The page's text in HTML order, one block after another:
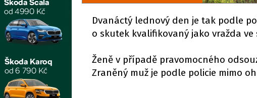
Dvanáctý lednový den je tak podle
o skutek kvalifikovaný jako vražda
Ženě v případě pravomocného
Zraněný muž je podle policie mimo